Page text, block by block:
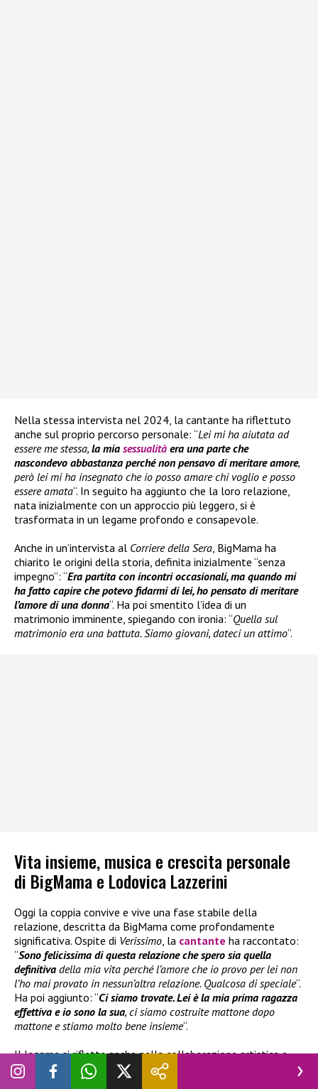
Nella stessa intervista nel 2024, la cantante ha riflettuto
anche sul proprio percorso personale: “Lei mi ha aiutata ad
essere me stessa, la mia sessualità era una parte che
nascondevo abbastanza perché non pensavo di meritare amore,
però lei mi ha insegnato che io posso amare chi voglio e posso
essere amata“. In seguito ha aggiunto che la loro relazione,
nata inizialmente con un approccio più leggero, si è
trasformata in un legame profondo e consapevole.
Anche in un’intervista al Corriere della Sera, BigMama ha
chiarito le origini della storia, definita inizialmente “senza
impegno”: “Era partita con incontri occasionali, ma quando mi
ha fatto capire che potevo fidarmi di lei, ho pensato di meritare
l’amore di una donna“. Ha poi smentito l’idea di un
matrimonio imminente, spiegando con ironia: “Quella sul
matrimonio era una battuta. Siamo giovani, dateci un attimo“.
Vita insieme, musica e crescita personale
di BigMama e Lodovica Lazzerini
Oggi la coppia convive e vive una fase stabile della
relazione, descritta da BigMama come profondamente
significativa. Ospite di Verissimo , la cantante ha raccontato:
“Sono felicissima di questa relazione che spero sia quella
definitiva della mia vita perché l’amore che io provo per lei non
l’ho mai provato in nessun’altra relazione. Qualcosa di speciale“.
Ha poi aggiunto: “Ci siamo trovate. Lei è la mia prima ragazza
effettiva e io sono la sua, ci siamo costruite mattone dopo
mattone e stiamo molto bene insieme“.
Il legame si riflette anche nella collaborazione artistica e
nella quotidianità: le due lavorano insieme ai brani, vivono
nella stessa casa e condividono progetti e routine. Oggi, tra